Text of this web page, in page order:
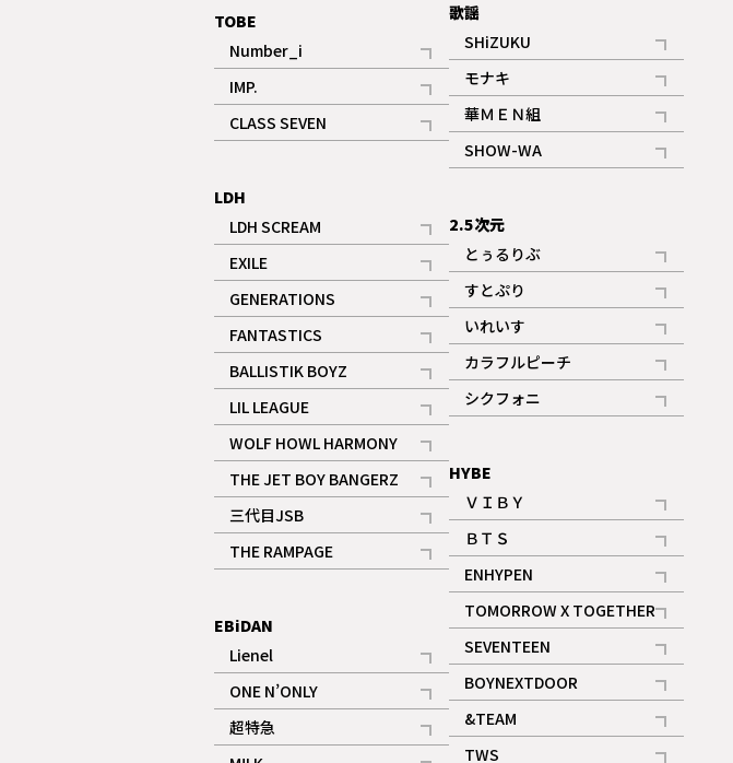
TOBE
Number_i
記事
IMP.
記事
CLASS SEVEN
記事
LDH
LDH SCREAM
記事
EXILE
記事
GENERATIONS
記事
FANTASTICS
記事
BALLISTIK BOYZ
記事
LIL LEAGUE
記事
WOLF HOWL HARMONY
記事
THE JET BOY BANGERZ
記事
三代目JSB
記事
THE RAMPAGE
記事
EBiDAN
Lienel
記事
ONE N’ONLY
記事
超特急
記事
歌謡
SHiZUKU
記事
モナキ
記事
華ＭＥＮ組
記事
SHOW-WA
記事
2.5次元
とぅるりぶ
記事
すとぷり
記事
ギャラリー
いれいす
記事
ギャラリー
カラフルピーチ
記事
シクフォニ
記事
HYBE
ＶＩＢＹ
記事
ＢＴＳ
記事
ENHYPEN
記事
TOMORROW X TOGETHER
記事
ギャラリー
SEVENTEEN
記事
BOYNEXTDOOR
記事
&TEAM
記事
TWS